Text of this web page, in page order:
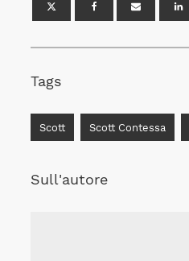
Tags
Scott Scott Contessa
Sull'autore